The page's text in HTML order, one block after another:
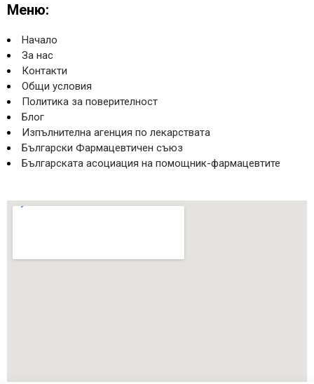
Меню:
Начало
За нас
Контакти
Общи условия
Политика за поверителност
Блог
Изпълнителна агенция по лекарствата
Български Фармацевтичен съюз
Българската асоциация на помощник-фармацевтите